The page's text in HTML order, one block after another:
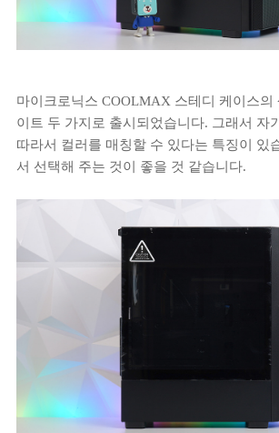
마이크로닉스 COOLMAX 스테디 케이스의
이트 두 가지로 출시되었습니다. 그래서 자
따라서 컬러를 매칭할 수 있다는 특징이 있
서 선택해 주는 것이 좋을 것 같습니다.